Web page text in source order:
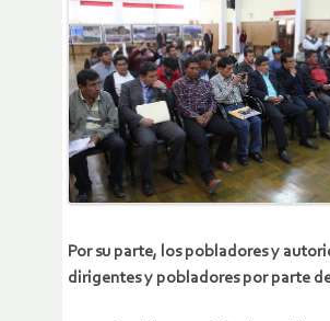
Por su parte, los pobladores y
dirigentes y pobladores por parte